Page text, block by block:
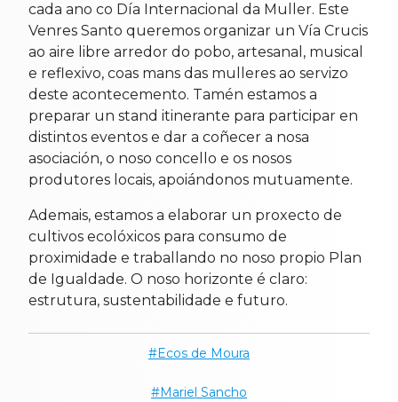
cada ano co Día Internacional da Muller. Este
Venres Santo queremos organizar un Vía Crucis
ao aire libre arredor do pobo, artesanal, musical
e reflexivo, coas mans das mulleres ao servizo
deste acontecemento. Tamén estamos a
preparar un stand itinerante para participar en
distintos eventos e dar a coñecer a nosa
asociación, o noso concello e os nosos
produtores locais, apoiándonos mutuamente.
Ademais, estamos a elaborar un proxecto de
cultivos ecolóxicos para consumo de
proximidade e traballando no noso propio Plan
de Igualdade. O noso horizonte é claro:
estrutura, sustentabilidade e futuro.
Ecos de Moura
Mariel Sancho